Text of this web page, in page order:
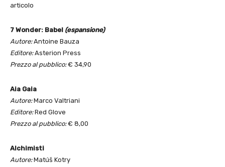
articolo
7 Wonder: Babel (espansione)
Autore:Antoine Bauza
Editore:Asterion Press
Prezzo al pubblico:€ 34,90
Aia Gaia
Autore:Marco Valtriani
Editore:Red Glove
Prezzo al pubblico:€ 8,00
Alchimisti
Autore:Matúš Kotry